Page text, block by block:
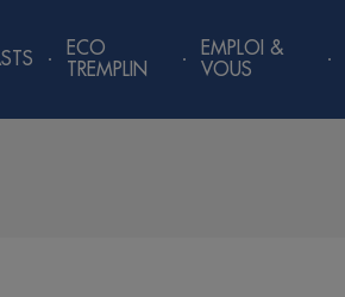
ECO
TREMPLIN
EMPLOI &
VOUS